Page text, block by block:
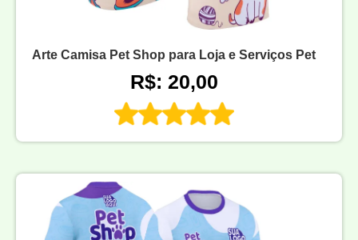
Arte Camisa Pet Shop para Loja e Serviços Pet
R$: 20,00